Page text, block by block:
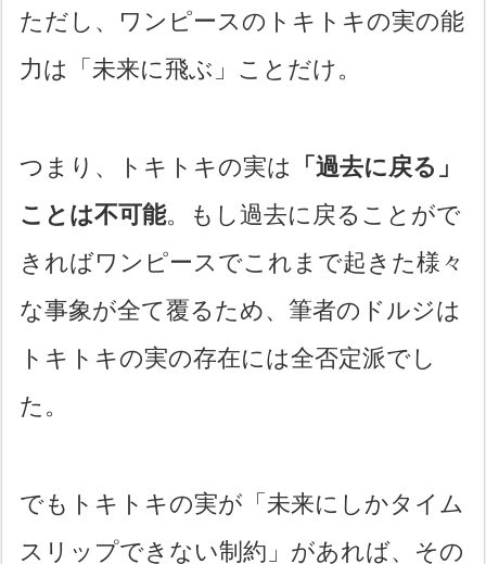
ただし、ワンピースのトキトキの実の能
力は「未来に飛ぶ」ことだけ。
つまり、トキトキの実は
「過去に戻る」
ことは不可能。もし過去に戻ることがで
きればワンピースでこれまで起きた様々
な事象が全て覆るため、筆者のドルジは
トキトキの実の存在には全否定派でし
た。
でもトキトキの実が「未来にしかタイム
スリップできない制約」があれば、その